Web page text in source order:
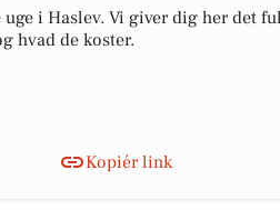
i Haslev. Vi giver dig her det
hvad de koster.
Kopiér link